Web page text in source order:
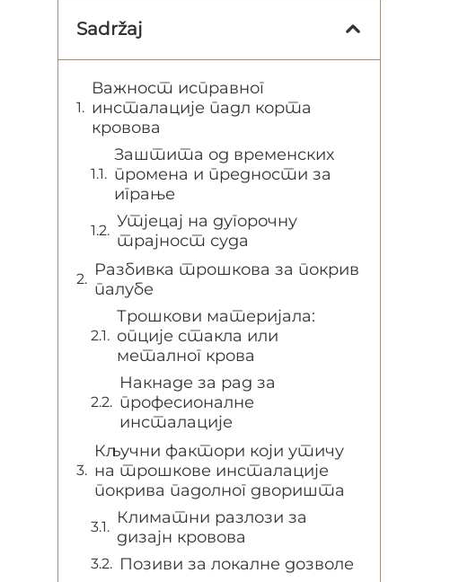
Sadržaj
Важност исправног
инсталације падл корта
кровова
Заштита од временских
промена и предности за
играње
Утјецај на дугорочну
трајност суда
Разбивка трошкова за покрив
палубе
Трошкови материјала:
опције стакла или
металног крова
Накнаде за рад за
професионалне
инсталације
Кључни фактори који утичу
на трошкове инсталације
покрива падолног дворишта
Климатни разлози за
дизајн кровова
Позиви за локалне дозволе